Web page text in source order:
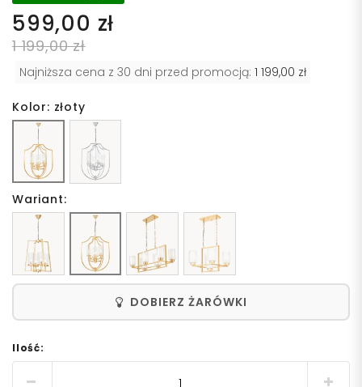
599,00 zł
1 199,00 zł
Najniższa cena z 30 dni przed promocją: 1 199,00 zł
Kolor: złoty
Wariant:
DOBIERZ ŻARÓWKI
Ilość: